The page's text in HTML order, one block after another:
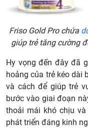
Friso Gold Pro chứa
giúp trẻ tăng cường
Hy vọng đến đây đã
hoảng của trẻ kéo dài
và cách để giúp trẻ
bước vào giai đoạn
thoải mái khó chịu
phát triển đáng kinh